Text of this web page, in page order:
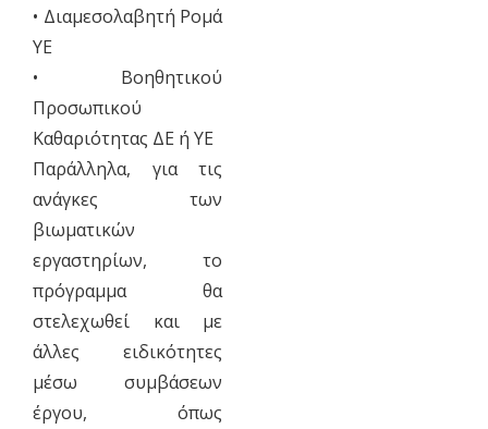
• Διαμεσολαβητή Ρομά
ΥΕ
• Βοηθητικού
Προσωπικού
Καθαριότητας ΔΕ ή ΥΕ
Παράλληλα, για τις
ανάγκες των
βιωματικών
εργαστηρίων, το
πρόγραμμα θα
στελεχωθεί και με
άλλες ειδικότητες
μέσω συμβάσεων
έργου, όπως